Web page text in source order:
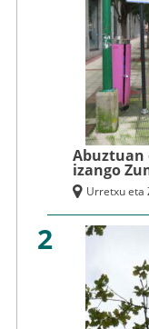
Abuztuan
izango
Urretxu eta
2